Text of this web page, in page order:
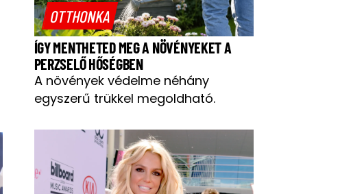
OTTHONKA
ÍGY MENTHETED MEG A NÖVÉNYEKET A
PERZSELŐ HŐSÉGBEN
A növények védelme néhány
egyszerű trükkel megoldható.